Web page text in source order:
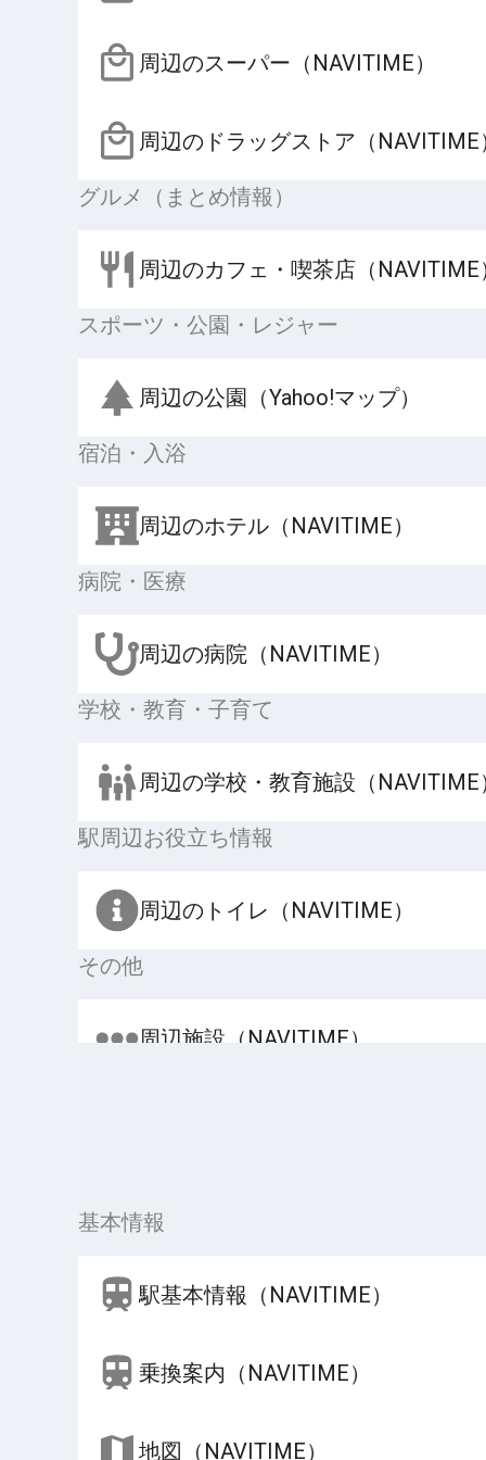
周辺のスーパー（NAVITIME）
周辺のドラッグストア（NAVITIME
グルメ（まとめ情報）
周辺のカフェ・喫茶店（NAVITIME
スポーツ・公園・レジャー
周辺の公園（Yahoo!マップ）
宿泊・入浴
周辺のホテル（NAVITIME）
病院・医療
周辺の病院（NAVITIME）
学校・教育・子育て
周辺の学校・教育施設（NAVITIME
駅周辺お役立ち情報
周辺のトイレ（NAVITIME）
その他
周辺施設（NAVITIME）
基本情報
駅基本情報（NAVITIME）
乗換案内（NAVITIME）
地図（NAVITIME）